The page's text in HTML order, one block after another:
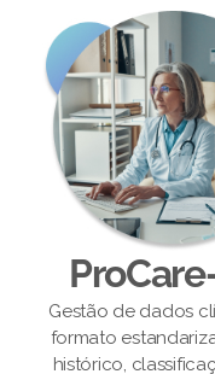
Gestão de dados
formato
histórico,